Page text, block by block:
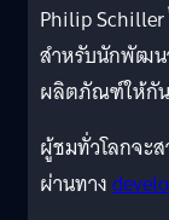
Philip Schiller
สำหรับนักพัฒน
ผลิตภัณฑ์ให้กัน
ผู้ชมทั่วโลกจะ
ผ่านทาง